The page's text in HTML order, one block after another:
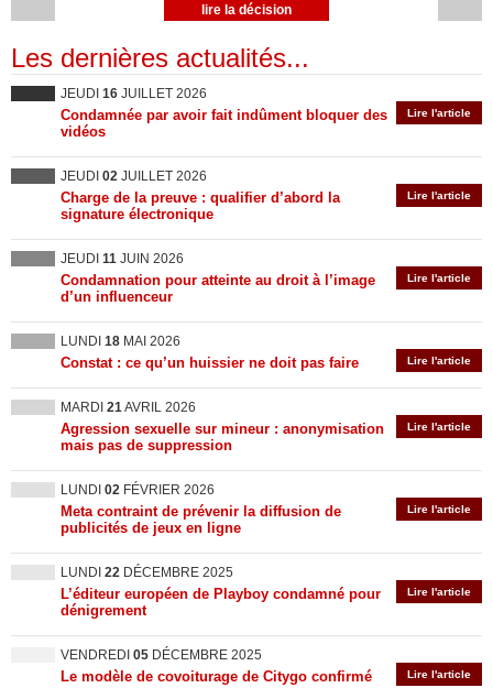
lire la décision
Les dernières actualités...
JEUDI 16 JUILLET 2026
Lire l'article
Condamnée par avoir fait indûment bloquer des
vidéos
JEUDI 02 JUILLET 2026
Lire l'article
Charge de la preuve : qualifier d’abord la
signature électronique
JEUDI 11 JUIN 2026
Lire l'article
Condamnation pour atteinte au droit à l’image
d’un influenceur
LUNDI 18 MAI 2026
Lire l'article
Constat : ce qu’un huissier ne doit pas faire
MARDI 21AVRIL 2026
Lire l'article
Agression sexuelle sur mineur : anonymisation
mais pas de suppression
LUNDI 02 FÉVRIER 2026
Lire l'article
Meta contraint de prévenir la diffusion de
publicités de jeux en ligne
LUNDI 22 DÉCEMBRE 2025
Lire l'article
L’éditeur européen de Playboy condamné pour
dénigrement
VENDREDI 05 DÉCEMBRE 2025
Lire l'article
Le modèle de covoiturage de Citygo confirmé